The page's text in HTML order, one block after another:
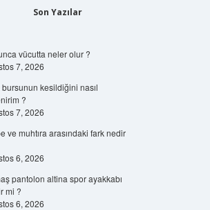
Son Yazılar
vücutta neler olur ?
7, 2026
bursunun kesildiğini nasıl
?
7, 2026
ve muhtıra arasındaki fark nedir
6, 2026
pantolon altina spor ayakkabı
mi ?
6, 2026